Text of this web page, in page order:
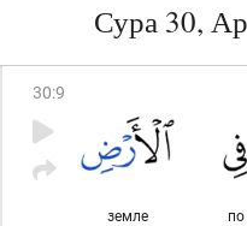
Сура 30,
30:9
по
земле